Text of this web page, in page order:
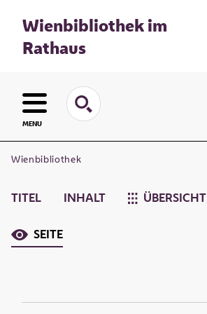
Wienbibliothek im
Rathaus
MENU
Wienbibliothek
TITEL INHALT ÜBERSICHT
SEITE